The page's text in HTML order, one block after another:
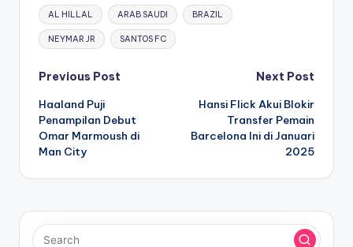
Tags:
AL HILLAL ARAB SAUDI BRAZIL
NEYMAR JR SANTOS FC
Post
navigation
Previous Post
Haaland Puji
Penampilan Debut
Omar Marmoush di
Man City
Next Post
Hansi Flick Akui Blokir
Transfer Pemain
Barcelona Ini di Januari
2025